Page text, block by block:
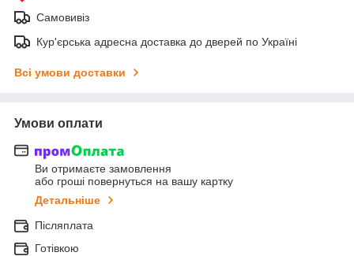
Самовивіз
Кур'єрська адресна доставка до дверей по Україні
Всі умови доставки
Умови оплати
Ви отримаєте замовлення
або гроші повернуться на вашу картку
Детальніше
Післяплата
Готівкою